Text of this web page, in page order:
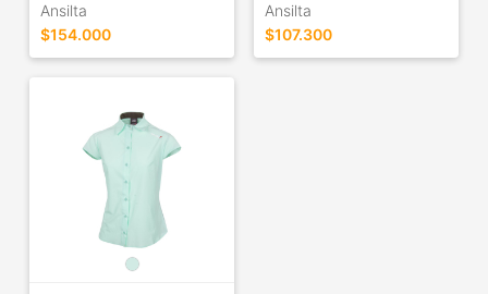
Ansilta
$154.000
Ansilta
$107.300